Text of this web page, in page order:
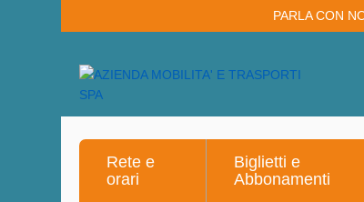
PARLA CON
Rete e
orari
Biglietti e
Abbonamenti